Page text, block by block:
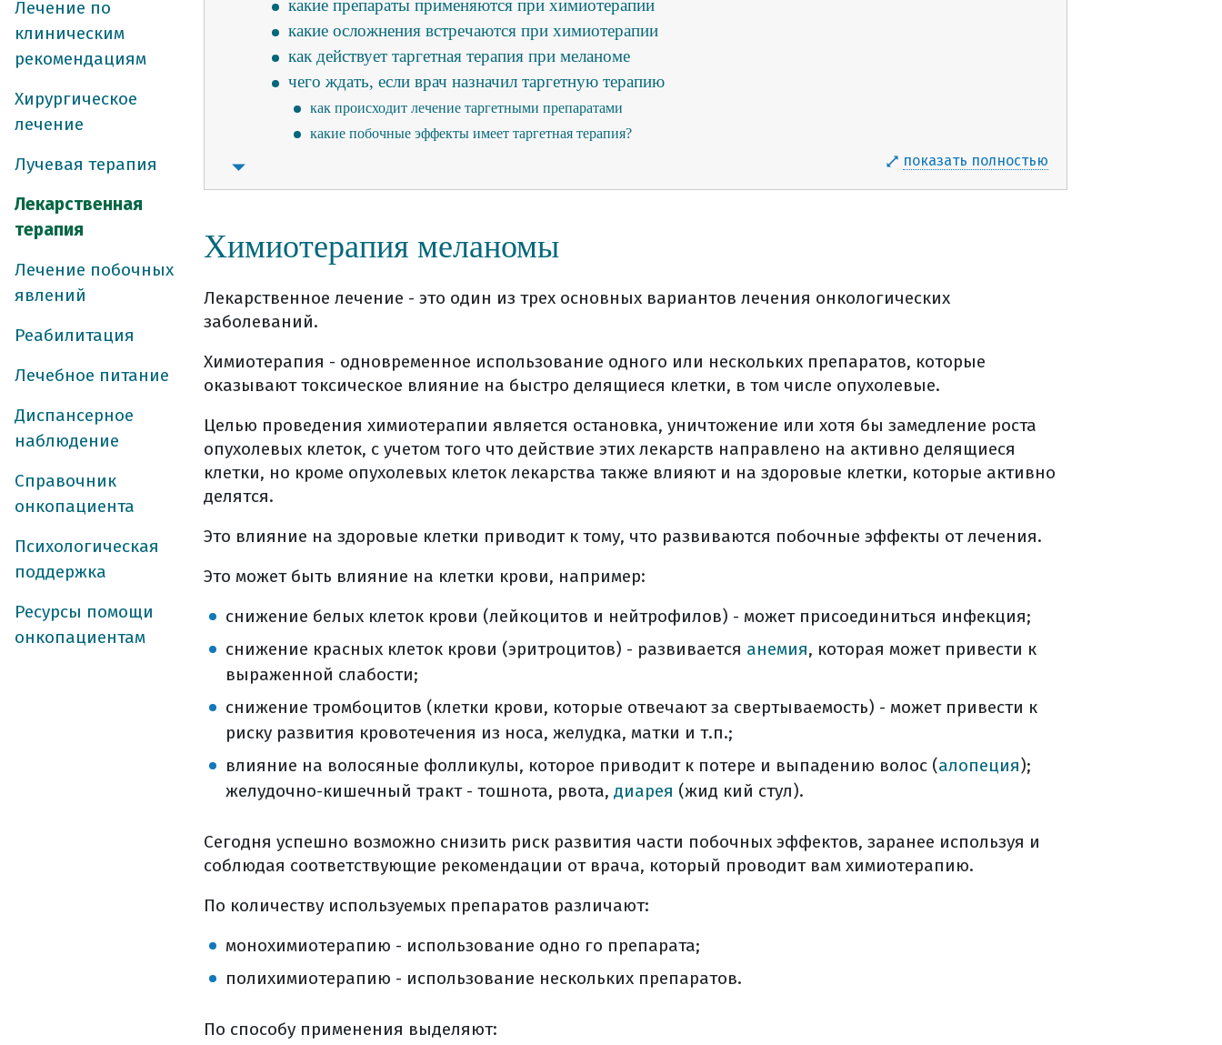
Лечение по
клиническим
рекомендациям
Хирургическое
лечение
Лучевая терапия
Лекарственная
терапия
Лечение побочных
явлений
Реабилитация
Лечебное питание
Диспансерное
наблюдение
Справочник
онкопациента
Психологическая
поддержка
Ресурсы помощи
онкопациентам
какие препараты применяются при химиотерапии
какие осложнения встречаются при химиотерапии
как действует таргетная терапия при меланоме
чего ждать, если врач назначил таргетную терапию
как происходит лечение таргетными препаратами
какие побочные эффекты имеет таргетная терапия?
что такое схема химиотерапии?
другие способы получения системной химиотерапии
что может стать мишенью для тт?
когда чаще применяется тт?
где можно выполнить молекулярно-генетическое исследование?
как происходит лечение таргетными препаратами?
вопросы которые нужно задать химиотерапевту
реабилитация
уход и реабилитация (общая информация)
диспансерное наблюдение при меланоме кожи
профилактика меланомы
фототипы кожи и их характеристики
что должно насторожить и заставить обратиться к врачу
диспансерное наблюдение (общая информация)
показать полностью
Химиотерапия меланомы
Лекарственное лечение - это один из трех основных вариантов лечения онкологических
заболеваний.
Химиотерапия - одновременное использование одного или нескольких препаратов, которые
оказывают токсическое влияние на быстро делящиеся клетки, в том числе опухолевые.
Целью проведения химиотерапии является остановка, уничтожение или хотя бы замедление роста
опухолевых клеток, с учетом того что действие этих лекарств направлено на активно делящиеся
клетки, но кроме опухолевых клеток лекарства также влияют и на здоровые клетки, которые активно
делятся.
Это влияние на здоровые клетки приводит к тому, что развиваются побочные эффекты от лечения.
Это может быть влияние на клетки крови, например:
снижение белых клеток крови (лейкоцитов и нейтрофилов) - может присоединиться инфекция;
снижение красных клеток крови (эритроцитов) - развивается анемия, которая может привести к
выраженной слабости;
снижение тромбоцитов (клетки крови, которые отвечают за свертываемость) - может привести к
риску развития кровотечения из носа, желудка, матки и т.п.;
влияние на волосяные фолликулы, которое приводит к потере и выпадению волос (алопеция);
желудочно-кишечный тракт - тошнота, рвота, диарея (жид кий стул).
Сегодня успешно возможно снизить риск развития части побочных эффектов, заранее используя и
соблюдая соответствующие рекомендации от врача, который проводит вам химиотерапию.
По количеству используемых препаратов различают:
монохимиотерапию - использование одно го препарата;
полихимиотерапию - использование нескольких препаратов.
По способу применения выделяют: